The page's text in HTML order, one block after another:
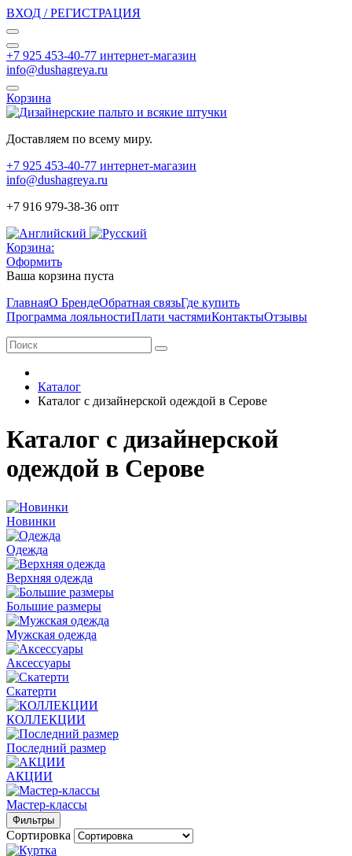
ВХОД / РЕГИСТРАЦИЯ
+7 925 453-40-77 интернет-магазин
info@dushagreya.ru
Корзина
Доставляем по всему миру.
+7 925 453-40-77 интернет-магазин
info@dushagreya.ru
+7 916 979-38-36 опт
Корзина:
Оформить
Ваша корзина пуста
ГлавнаяО БрендеОбратная связьГде купить
Программа лояльностиПлати частямиКонтактыОтзывы
Каталог
Каталог с дизайнерской одеждой в Серове
Каталог с дизайнерской
одеждой в Серове
Новинки
Одежда
Верхняя одежда
Большие размеры
Мужская одежда
Аксессуары
Скатерти
КОЛЛЕКЦИИ
Последний размер
АКЦИИ
Мастер-классы
Фильтры
Сортировка